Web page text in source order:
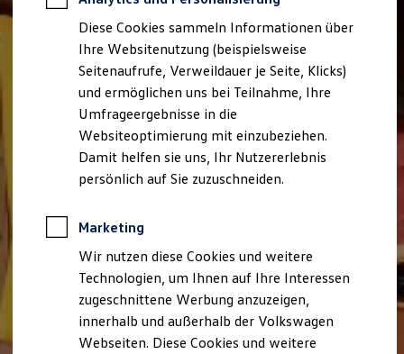
Behörden
Direktkunden
Sonderfahrzeuge
Anpfiff zum Gewinn
Elektromobilität
Elektroautos
ID. Tutorials
Elektrofahrzeugkonzepte
ID. EVERY1
Reichweite
Rekuperation
Laden unterwegs
Laden Zuhause
Ladestationen finden
Ladezeitensimulator
Batterie
Sicherheit
Diese Cookies sammeln Informationen über
Ihre Websitenutzung (beispielsweise
Seitenaufrufe, Verweildauer je Seite, Klicks)
und ermöglichen uns bei Teilnahme, Ihre
Umfrageergebnisse in die
Websiteoptimierung mit einzubeziehen.
Damit helfen sie uns, Ihr Nutzererlebnis
persönlich auf Sie zuzuschneiden.
Marketing
Wir nutzen diese Cookies und weitere
Technologien, um Ihnen auf Ihre Interessen
zugeschnittene Werbung anzuzeigen,
innerhalb und außerhalb der Volkswagen
Webseiten. Diese Cookies und weitere